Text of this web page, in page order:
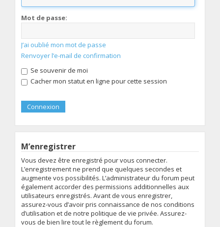
Mot de passe:
J’ai oublié mon mot de passe
Renvoyer l’e-mail de confirmation
Se souvenir de moi
Cacher mon statut en ligne pour cette session
M’enregistrer
Vous devez être enregistré pour vous connecter.
L’enregistrement ne prend que quelques secondes et
augmente vos possibilités. L’administrateur du forum peut
également accorder des permissions additionnelles aux
utilisateurs enregistrés. Avant de vous enregistrer,
assurez-vous d’avoir pris connaissance de nos conditions
d’utilisation et de notre politique de vie privée. Assurez-
vous de bien lire tout le règlement du forum.